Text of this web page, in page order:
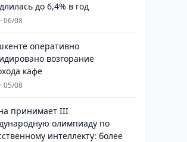
до 6,4% в год
06/08
оперативно
возгорание
кафе
05/08
принимает III
олимпиаду по
интеллекту: более